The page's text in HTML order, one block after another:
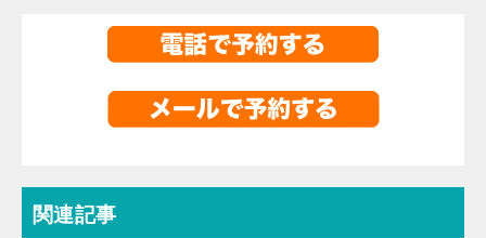
関連記事